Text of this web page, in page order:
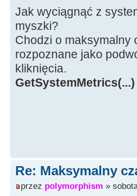
Jak wyciągnąć z
myszki?
Chodzi o maksymalny
rozpoznane jako
kliknięcia.
GetSystemMetrics(...)
Re: Maksymalny
przez polymorphism »